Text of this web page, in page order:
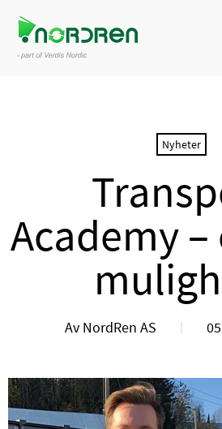
Nyheter
Academy
Av NordRen AS